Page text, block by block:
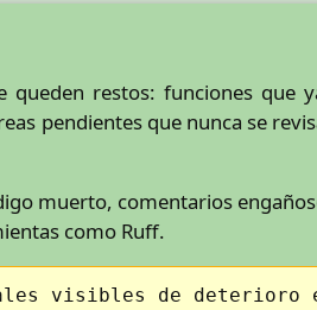
restos: funciones que
pendientes que nunca se
muerto, comentarios
como Ruff.
visibles de deterioro